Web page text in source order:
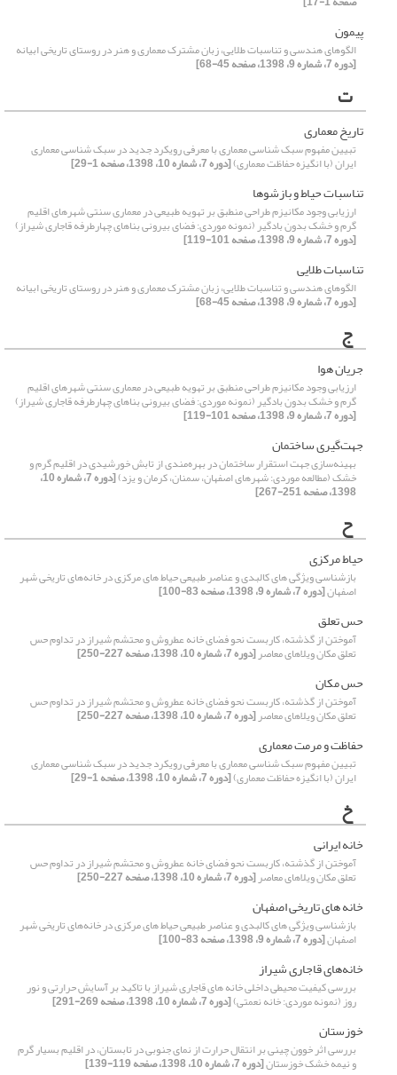
پیمون
الگوهای هندسی و تناسبات طلایی، زبان مشترک معماری و هنر در روستای تاریخی ابیانه
[دوره 7، شماره 9، 1398، صفحه 45-68]
ت
تاریخ معماری
تبیین مفهوم سبک شناسی معماری با معرفی رویکرد جدید در سبک شناسی معماری
ایران (با انگیزه حفاظت معماری)[دوره 7، شماره 10، 1398، صفحه 1-29]
تناسبات حیاط و بازشو­ها
ارزیابی وجود مکانیزم طراحی منطبق بر تهویه طبیعی در معماری سنتی شهرهای اقلیم
گرم و خشک بدون بادگیر (نمونه موردی: فضای بیرونی بناهای چهارطرفه قاجاری شیراز)
[دوره 7، شماره 9، 1398، صفحه 101-119]
تناسبات طلایی
الگوهای هندسی و تناسبات طلایی، زبان مشترک معماری و هنر در روستای تاریخی ابیانه
[دوره 7، شماره 9، 1398، صفحه 45-68]
ج
جریان هوا
ارزیابی وجود مکانیزم طراحی منطبق بر تهویه طبیعی در معماری سنتی شهرهای اقلیم
گرم و خشک بدون بادگیر (نمونه موردی: فضای بیرونی بناهای چهارطرفه قاجاری شیراز)
[دوره 7، شماره 9، 1398، صفحه 101-119]
جهت‌گیری ساختمان
بهینه‌سازی جهت استقرار ساختمان در بهره‌مندی از تابش خورشیدی در اقلیم گرم و
خشک (مطالعه موردی: شهرهای اصفهان، سمنان، کرمان و یزد) [دوره 7، شماره 10،
1398، صفحه 251-267]
ح
حیاط مرکزی
بازشناسی ویژگی های کالبدی و عناصر طبیعی حیاط های مرکزی در خانه‌های تاریخی شهر
اصفهان[دوره 7، شماره 9، 1398، صفحه 83-100]
حس تعلق
آموختن از گذشته، کاربست نحو فضای خانه عطروش و محتشم شیراز در تداوم حس
تعلق مکان ویلاهای معاصر[دوره 7، شماره 10، 1398، صفحه 227-250]
حس مکان
آموختن از گذشته، کاربست نحو فضای خانه عطروش و محتشم شیراز در تداوم حس
تعلق مکان ویلاهای معاصر[دوره 7، شماره 10، 1398، صفحه 227-250]
حفاظت و مرمت معماری
تبیین مفهوم سبک شناسی معماری با معرفی رویکرد جدید در سبک شناسی معماری
ایران (با انگیزه حفاظت معماری)[دوره 7، شماره 10، 1398، صفحه 1-29]
خ
خانه ایرانی
آموختن از گذشته، کاربست نحو فضای خانه عطروش و محتشم شیراز در تداوم حس
تعلق مکان ویلاهای معاصر[دوره 7، شماره 10، 1398، صفحه 227-250]
خانه­ های تاریخی اصفهان
بازشناسی ویژگی های کالبدی و عناصر طبیعی حیاط های مرکزی در خانه‌های تاریخی شهر
اصفهان[دوره 7، شماره 9، 1398، صفحه 83-100]
خانه‌های قاجاری شیراز
بررسی کیفیت محیطی داخلی خانه های قاجاری شیراز با تاکید بر آسایش حرارتی و نور
روز (نمونه موردی: خانه نعمتی)[دوره 7، شماره 10، 1398، صفحه 269-291]
خوزستان
بررسی اثر خوون چینی بر انتقال حرارت از نمای جنوبی در تابستان، در اقلیم بسیار گرم
و نیمه خشک خوزستان[دوره 7، شماره 10، 1398، صفحه 119-139]